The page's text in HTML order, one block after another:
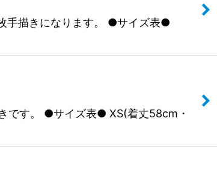
手描きになります。 ●サイズ表●
です。 ●サイズ表● XS(着丈58cm・